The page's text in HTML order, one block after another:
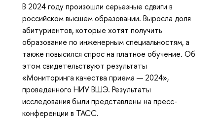
В 2024 году произошли серьезные сдвиги в
российском высшем образовании. Выросла доля
абитуриентов, которые хотят получить
образование по инженерным специальностям, а
также повысился спрос на платное обучение. Об
этом свидетельствуют результаты
«Мониторинга качества приема — 2024»,
проведенного НИУ ВШЭ. Результаты
исследования были представлены на пресс-
конференции в ТАСС.